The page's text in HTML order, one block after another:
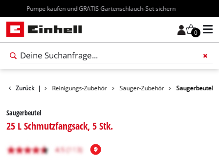
Kostenloser Versand ab 70€
0
Zurück |
Zubehör Reinigungs-Zubehör Sauger-Zubehör Saugerbeutel
Saugerbeutel
25 L Schmutzfangsack, 5 Stk.